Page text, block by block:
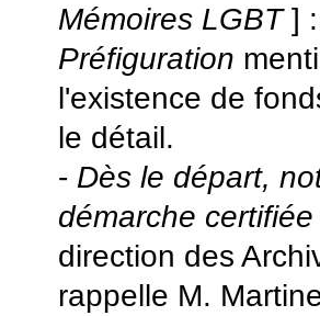
Mémoires LGBT]
Préfiguration
l'existence de
le détail.
- Dès le départ,
démarche
direction des
rappelle M.